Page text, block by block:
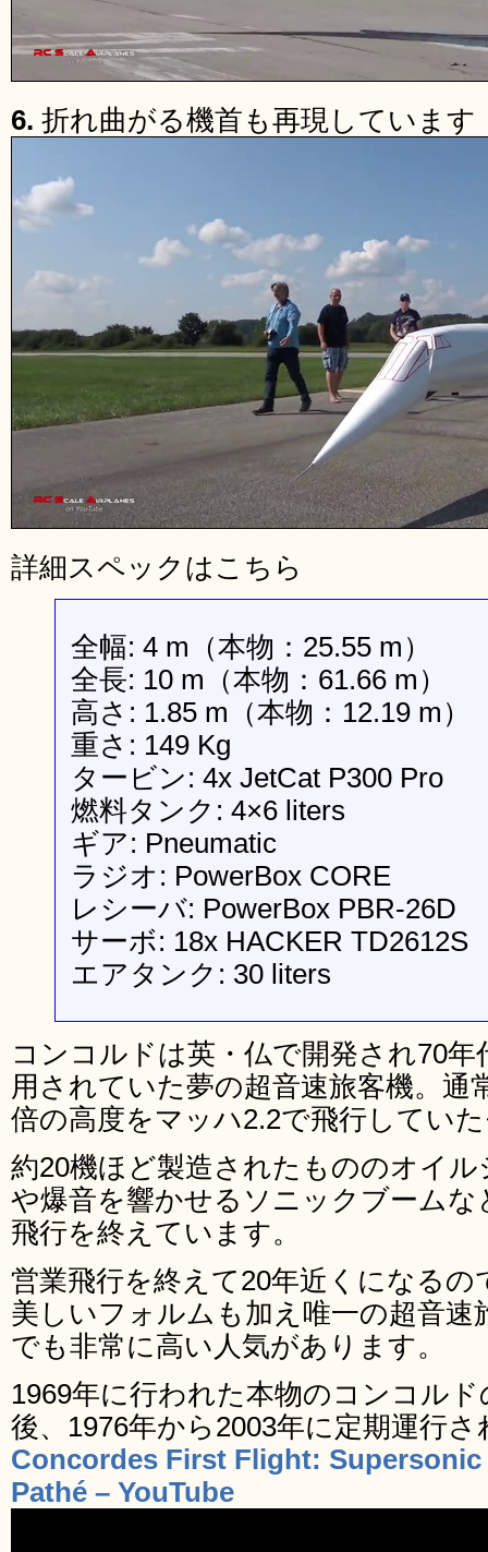
6. 折れ曲がる機首も再現しています
詳細スペックはこちら
全幅: 4 m（本物：25.55 m）
全長: 10 m（本物：61.66 m）
高さ: 1.85 m（本物：12.19 m）
重さ: 149 Kg
タービン: 4x JetCat P300 Pro
燃料タンク: 4×6 liters
ギア: Pneumatic
ラジオ: PowerBox CORE
レシーバ: PowerBox PBR-26D
サーボ: 18x HACKER TD2612S
エアタンク: 30 liters
コンコルドは英・仏で開発され70
用されていた夢の超音速旅客機。通
倍の高度をマッハ2.2で飛行してい
約20機ほど製造されたもののオイ
や爆音を響かせるソニックブームな
飛行を終えています。
営業飛行を終えて20年近くになる
美しいフォルムも加え唯一の超音速
でも非常に高い人気があります。
1969年に行われた本物のコンコル
後、1976年から2003年に定期運行
Concordes First Flight: Supersonic
Pathé – YouTube